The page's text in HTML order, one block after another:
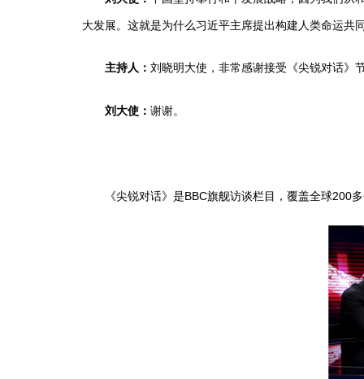
大发展。这就是为什么习近平主席提出构建人类命运
主持人： 刘晓明大使，非常感谢接受《尖锐对话》
刘大使： 谢谢。
《尖锐对话》是BBC旗舰访谈栏目，覆盖全球200多